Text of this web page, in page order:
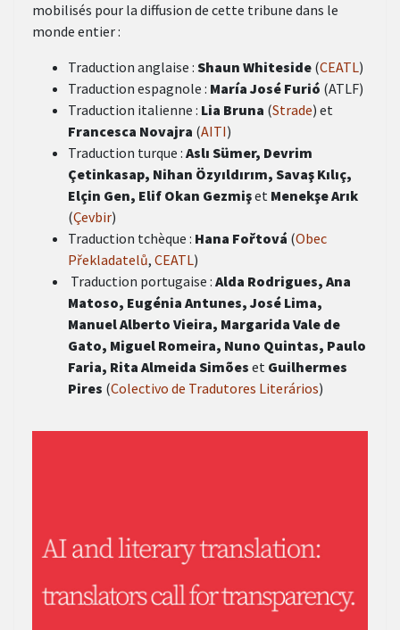
mobilisés pour la diffusion de cette tribune dans le
monde entier :
Traduction anglaise : Shaun Whiteside (CEATL)
Traduction espagnole : María José Furió (ATLF)
Traduction italienne : Lia Bruna (Strade) et
Francesca Novajra (AITI)
Traduction turque : Aslı Sümer, Devrim
Çetinkasap, Nihan Özyıldırım, Savaş Kılıç,
Elçin Gen, Elif Okan Gezmişet Menekşe Arık
(Çevbir)
Traduction tchèque : Hana Fořtová (Obec
Překladatelů, CEATL)
Traduction portugaise : Alda Rodrigues, Ana
Matoso, Eugénia Antunes, José Lima,
Manuel Alberto Vieira, Margarida Vale de
Gato, Miguel Romeira, Nuno Quintas, Paulo
Faria, Rita Almeida Simões et Guilhermes
Pires (Colectivo de Tradutores Literários)